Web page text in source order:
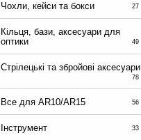
Чохли, кейси та бокси 27
Кільця, бази, аксесуари для
оптики
49
Стрілецькі та збройові аксесуари
78
Все для AR10/AR15 56
Інструмент 33